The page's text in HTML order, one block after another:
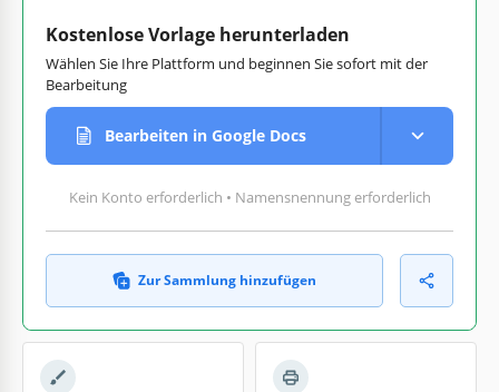
Kostenlose Vorlage herunterladen
Wählen Sie Ihre Plattform und beginnen Sie sofort mit der
Bearbeitung
Bearbeiten in Google Docs
Kein Konto erforderlich • Namensnennung erforderlich
Zur Sammlung hinzufügen